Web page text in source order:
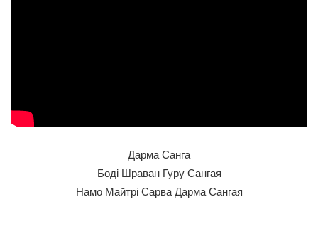
Дарма Санга
Боді Шраван Гуру Сангая
Намо Майтрі Сарва Дарма Сангая